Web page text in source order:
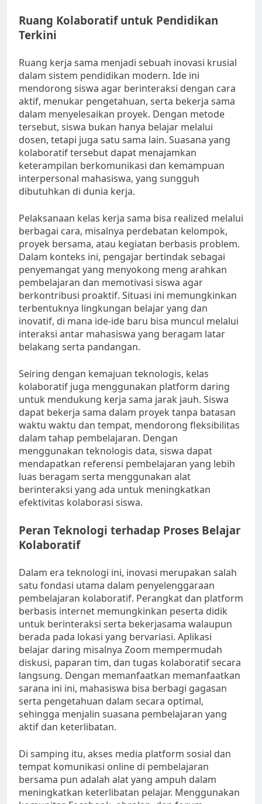
Ruang Kolaboratif untuk Pendidikan
Terkini
Ruang kerja sama menjadi sebuah inovasi krusial
dalam sistem pendidikan modern. Ide ini
mendorong siswa agar berinteraksi dengan cara
aktif, menukar pengetahuan, serta bekerja sama
dalam menyelesaikan proyek. Dengan metode
tersebut, siswa bukan hanya belajar melalui
dosen, tetapi juga satu sama lain. Suasana yang
kolaboratif tersebut dapat menajamkan
keterampilan berkomunikasi dan kemampuan
interpersonal mahasiswa, yang sungguh
dibutuhkan di dunia kerja.
Pelaksanaan kelas kerja sama bisa realized melalui
berbagai cara, misalnya perdebatan kelompok,
proyek bersama, atau kegiatan berbasis problem.
Dalam konteks ini, pengajar bertindak sebagai
penyemangat yang menyokong meng arahkan
pembelajaran dan memotivasi siswa agar
berkontribusi proaktif. Situasi ini memungkinkan
terbentuknya lingkungan belajar yang dan
inovatif, di mana ide-ide baru bisa muncul melalui
interaksi antar mahasiswa yang beragam latar
belakang serta pandangan.
Seiring dengan kemajuan teknologis, kelas
kolaboratif juga menggunakan platform daring
untuk mendukung kerja sama jarak jauh. Siswa
dapat bekerja sama dalam proyek tanpa batasan
waktu waktu dan tempat, mendorong fleksibilitas
dalam tahap pembelajaran. Dengan
menggunakan teknologis data, siswa dapat
mendapatkan referensi pembelajaran yang lebih
luas beragam serta menggunakan alat
berinteraksi yang ada untuk meningkatkan
efektivitas kolaborasi siswa.
Peran Teknologi terhadap Proses Belajar
Kolaboratif
Dalam era teknologi ini, inovasi merupakan salah
satu fondasi utama dalam penyelenggaraan
pembelajaran kolaboratif. Perangkat dan platform
berbasis internet memungkinkan peserta didik
untuk berinteraksi serta bekerjasama walaupun
berada pada lokasi yang bervariasi. Aplikasi
belajar daring misalnya Zoom mempermudah
diskusi, paparan tim, dan tugas kolaboratif secara
langsung. Dengan memanfaatkan memanfaatkan
sarana ini ini, mahasiswa bisa berbagi gagasan
serta pengetahuan dalam secara optimal,
sehingga menjalin suasana pembelajaran yang
aktif dan keterlibatan.
Di samping itu, akses media platform sosial dan
tempat komunikasi online di pembelajaran
bersama pun adalah alat yang ampuh dalam
meningkatkan keterlibatan pelajar. Menggunakan